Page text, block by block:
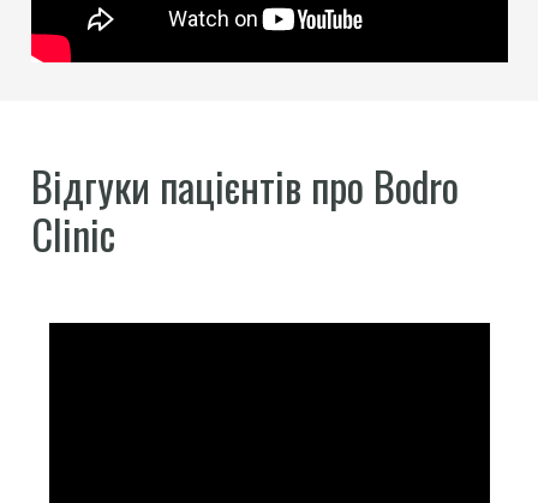
Відгуки пацієнтів про Bodro
Clinic